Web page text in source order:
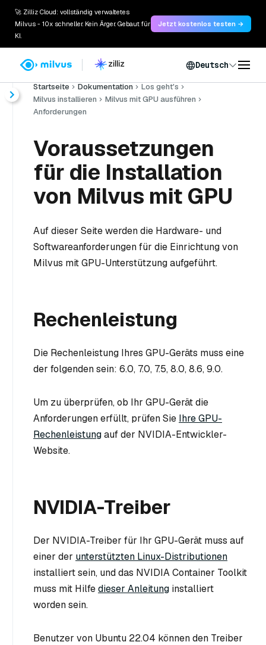
🚀 Zilliz Cloud: vollständig verwaltetes
Milvus - 10x schneller. Kein Ärger. Gebaut für
KI.
Jetzt kostenlos testen →
Deutsch
Startseite Dokumentation
Los geht's
Milvus installieren
Milvus mit GPU ausführen
Anforderungen
Voraussetzungen
für die Installation
von Milvus mit GPU
Auf dieser Seite werden die Hardware- und
Softwareanforderungen für die Einrichtung von
Milvus mit GPU-Unterstützung aufgeführt.
Rechenleistung
Die Rechenleistung Ihres GPU-Geräts muss eine
der folgenden sein: 6.0, 7.0, 7.5, 8.0, 8.6, 9.0.
Um zu überprüfen, ob Ihr GPU-Gerät die
Anforderungen erfüllt, prüfen Sie Ihre GPU-
Rechenleistungauf der NVIDIA-Entwickler-
Website.
NVIDIA-Treiber
Der NVIDIA-Treiber für Ihr GPU-Gerät muss auf
einer der unterstützten Linux-Distributionen
installiert sein, und das NVIDIA Container Toolkit
muss mit Hilfedieser Anleitung installiert
worden sein.
Benutzer von Ubuntu 22.04 können den Treiber